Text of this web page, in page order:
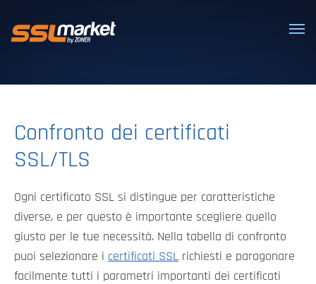
Confronto dei certificati
SSL/TLS
Ogni certificato SSL si distingue per caratteristiche
diverse, e per questo è importante scegliere quello
giusto per le tue necessità. Nella tabella di confronto
puoi selezionare i certificati SSL richiesti e paragonare
facilmente tutti i parametri importanti dei certificati